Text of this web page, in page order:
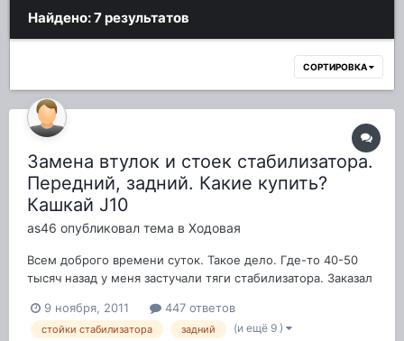
Найдено: 7 результатов
СОРТИРОВКА
Замена втулок и стоек стабилизатора.
Передний, задний. Какие купить?
Кашкай J10
as46 опубликовал тема в Ходовая
Всем доброго времени суток. Такое дело. Где-то 40-50
тысяч назад у меня застучали тяги стабилизатора. Заказал
пень - номера по каталогу у них разные. Сейчас опять
загремела подвеска. Заказал тяги. Приехали две в одной
9 ноября, 2011 447 ответов
стойки стабилизатора задний (и ещё 9 )